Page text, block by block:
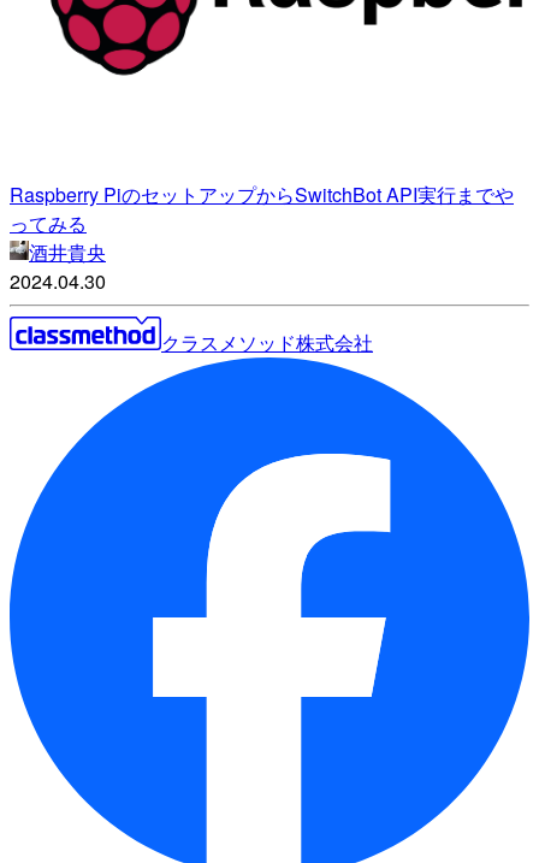
Raspberry PiのセットアップからSwitchBot API実行までや
ってみる
酒井貴央
2024.04.30
クラスメソッド株式会社